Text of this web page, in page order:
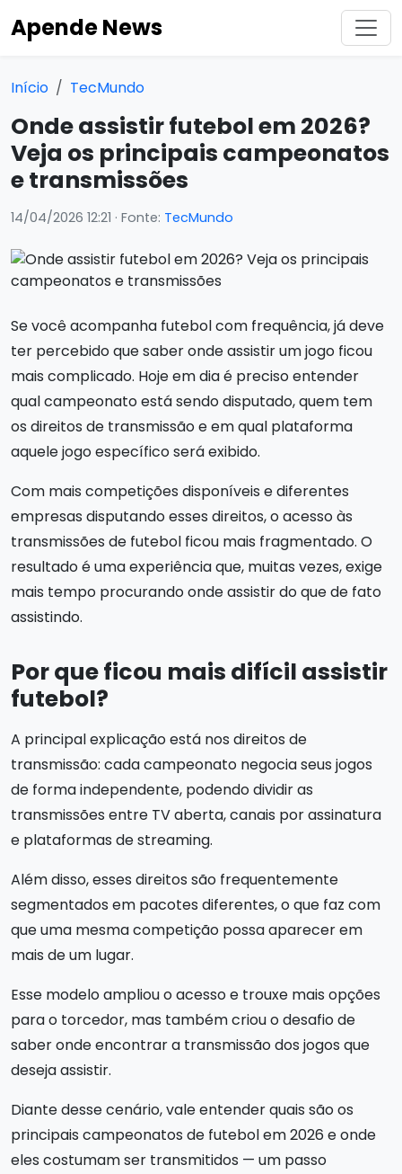
Apende News
Início TecMundo
Onde assistir futebol em 2026?
Veja os principais campeonatos
e transmissões
14/04/2026 12:21 · Fonte: TecMundo
Se você acompanha futebol com frequência, já deve
ter percebido que saber onde assistir um jogo ficou
mais complicado. Hoje em dia é preciso entender
qual campeonato está sendo disputado, quem tem
os direitos de transmissão e em qual plataforma
aquele jogo específico será exibido.
Com mais competições disponíveis e diferentes
empresas disputando esses direitos, o acesso às
transmissões de futebol ficou mais fragmentado. O
resultado é uma experiência que, muitas vezes, exige
mais tempo procurando onde assistir do que de fato
assistindo.
Por que ficou mais difícil assistir
futebol?
A principal explicação está nos direitos de
transmissão: cada campeonato negocia seus jogos
de forma independente, podendo dividir as
transmissões entre TV aberta, canais por assinatura
e plataformas de streaming.
Além disso, esses direitos são frequentemente
segmentados em pacotes diferentes, o que faz com
que uma mesma competição possa aparecer em
mais de um lugar.
Esse modelo ampliou o acesso e trouxe mais opções
para o torcedor, mas também criou o desafio de
saber onde encontrar a transmissão dos jogos que
deseja assistir.
Diante desse cenário, vale entender quais são os
principais campeonatos de futebol em 2026 e onde
eles costumam ser transmitidos — um passo